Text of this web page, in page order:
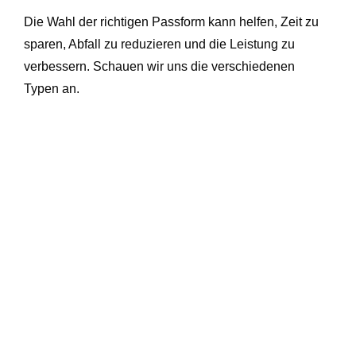
Die Wahl der richtigen Passform kann helfen, Zeit zu
sparen, Abfall zu reduzieren und die Leistung zu
verbessern. Schauen wir uns die verschiedenen
Typen an.